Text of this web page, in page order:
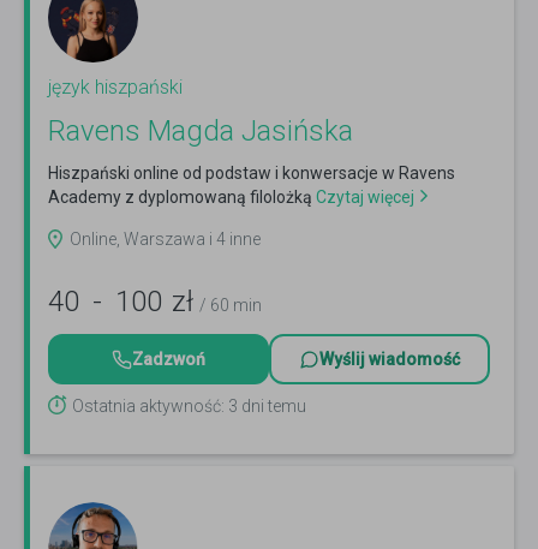
język hiszpański
Ravens Magda Jasińska
Hiszpański online od podstaw i konwersacje w Ravens
Academy z dyplomowaną filolożką Czytaj więcej
Online, Warszawa i 4 inne
40 - 100 zł / 60 min
Zadzwoń Wyślij wiadomość
Ostatnia aktywność: 3 dni temu